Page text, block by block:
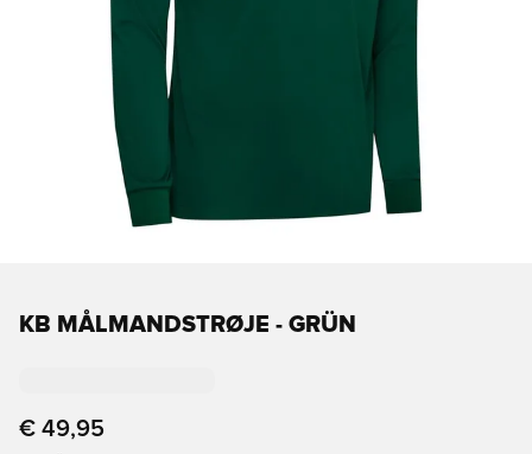
KB MÅLMANDSTRØJE - GRÜN
€ 49,95